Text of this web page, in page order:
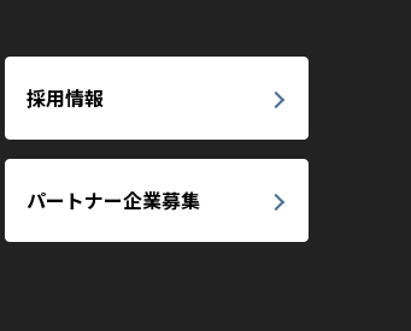
採用情報
パートナー企業募集